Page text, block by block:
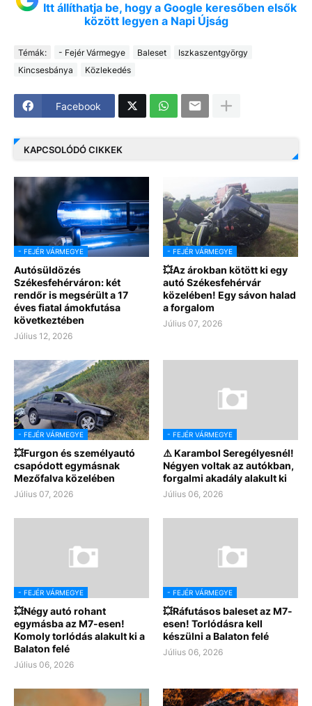
Itt állíthatja be, hogy a Google keresőben elsők
között legyen a Napi Újság
Témák: - Fejér Vármegye Baleset
Iszkaszentgyörgy
Kincsesbánya
Közlekedés
Facebook
KAPCSOLÓDÓ CIKKEK
- FEJÉR VÁRMEGYE
Autósüldözés
Székesfehérváron: két
rendőr is megsérült a 17
éves fiatal ámokfutása
következtében
Július 12, 2026
- FEJÉR VÁRMEGYE
💥Az árokban kötött ki egy
autó Székesfehérvár
közelében! Egy sávon halad
a forgalom
Július 07, 2026
- FEJÉR VÁRMEGYE
💥Furgon és személyautó
csapódott egymásnak
Mezőfalva közelében
Július 07, 2026
- FEJÉR VÁRMEGYE
⚠️ Karambol Seregélyesnél!
Négyen voltak az autókban,
forgalmi akadály alakult ki
Július 06, 2026
- FEJÉR VÁRMEGYE
💥Négy autó rohant
egymásba az M7-esen!
Komoly torlódás alakult ki a
Balaton felé
Július 06, 2026
- FEJÉR VÁRMEGYE
💥Ráfutásos baleset az M7-
esen! Torlódásra kell
készülni a Balaton felé
Július 06, 2026